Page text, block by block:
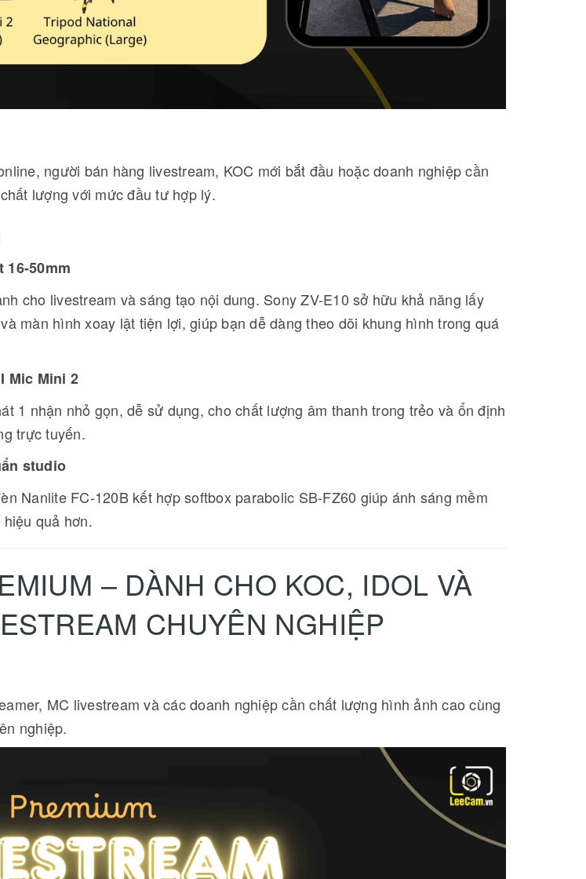
người bán hàng livestream, KOC mới bắt đầu hoặc doanh nghiệp cần
lượng với mức đầu tư hợp lý.
16-50mm
cho livestream và sáng tạo nội dung. Sony ZV-E10 sở hữu khả năng lấy
màn hình xoay lật tiện lợi, giúp bạn dễ dàng theo dõi khung hình trong quá
Mic Mini 2
1 nhận nhỏ gọn, dễ sử dụng, cho chất lượng âm thanh trong trẻo và ổn định
trực tuyến.
studio
Nanlite FC-120B kết hợp softbox parabolic SB-FZ60 giúp ánh sáng mềm
quả hơn.
– DÀNH CHO KOC, IDOL VÀ
CHUYÊN NGHIỆP
MC livestream và các doanh nghiệp cần chất lượng hình ảnh cao cùng
nghiệp.